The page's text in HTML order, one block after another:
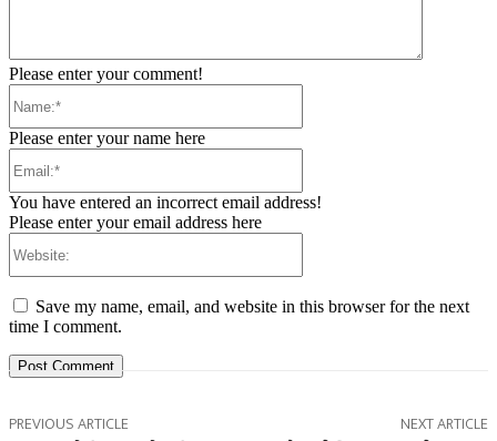
Please enter your comment!
Please enter your name here
You have entered an incorrect email address!
Please enter your email address here
Save my name, email, and website in this browser for the next
time I comment.
PREVIOUS ARTICLE NEXT ARTICLE